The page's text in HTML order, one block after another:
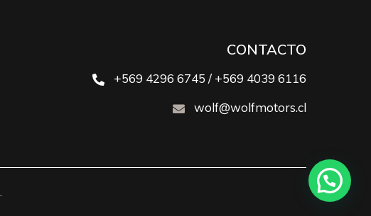
CONTACTO
+569 4296 6745 / +569 4039 6116
wolf@wolfmotors.cl